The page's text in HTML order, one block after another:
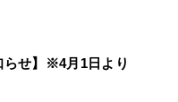
らせ】※4月1日より